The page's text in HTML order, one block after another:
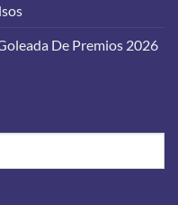
De Premios 2026